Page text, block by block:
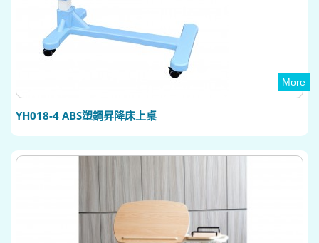
More
YH018-4 ABS塑鋼昇降床上桌